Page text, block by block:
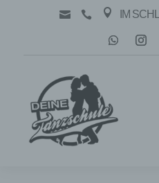
   IM